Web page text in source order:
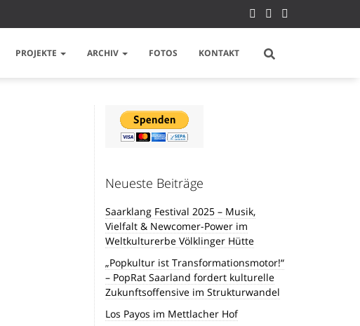
PROJEKTE ARCHIV FOTOS KONTAKT
Neueste Beiträge
Saarklang Festival 2025 – Musik,
Vielfalt & Newcomer-Power im
Weltkulturerbe Völklinger Hütte
„Popkultur ist Transformationsmotor!“
– PopRat Saarland fordert kulturelle
Zukunftsoffensive im Strukturwandel
Los Payos im Mettlacher Hof